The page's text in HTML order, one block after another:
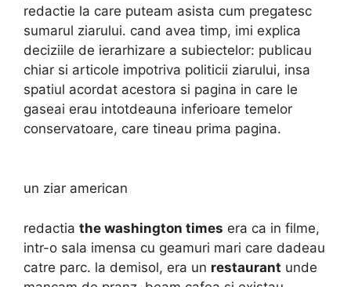
redactie la care puteam asista cum pregatesc
sumarul ziarului. cand avea timp, imi explica
deciziile de ierarhizare a subiectelor: publicau
chiar si articole impotriva politicii ziarului, insa
spatiul acordat acestora si pagina in care le
gaseai erau intotdeauna inferioare temelor
conservatoare, care tineau prima pagina.
un ziar american
redactia the washington times era ca in filme,
intr-o sala imensa cu geamuri mari care dadeau
catre parc. la demisol, era un restaurant unde